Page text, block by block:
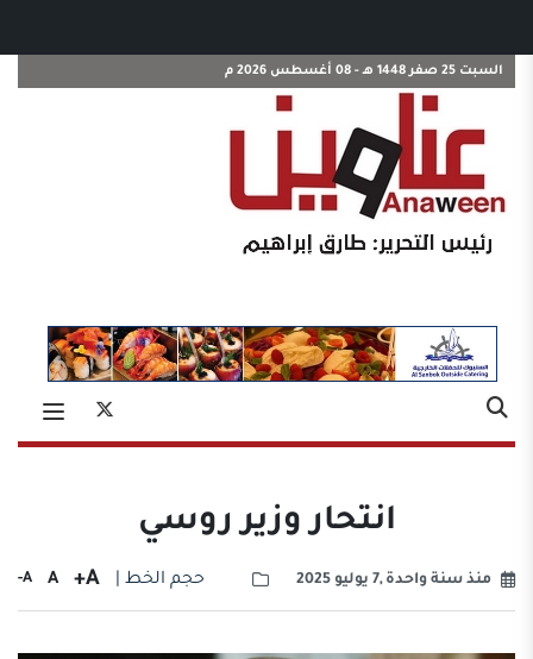
السبت 25 صفر 1448 هـ - 08 أغسطس 2026 م
انتحار وزير روسي
منذ سنة واحدة ,7 يوليو 2025 حجم الخط | A+
A
A-